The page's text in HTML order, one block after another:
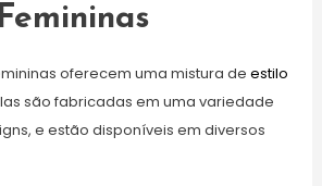
oferecem uma mistura de estilo
são fabricadas em uma variedade
e estão disponíveis em diversos